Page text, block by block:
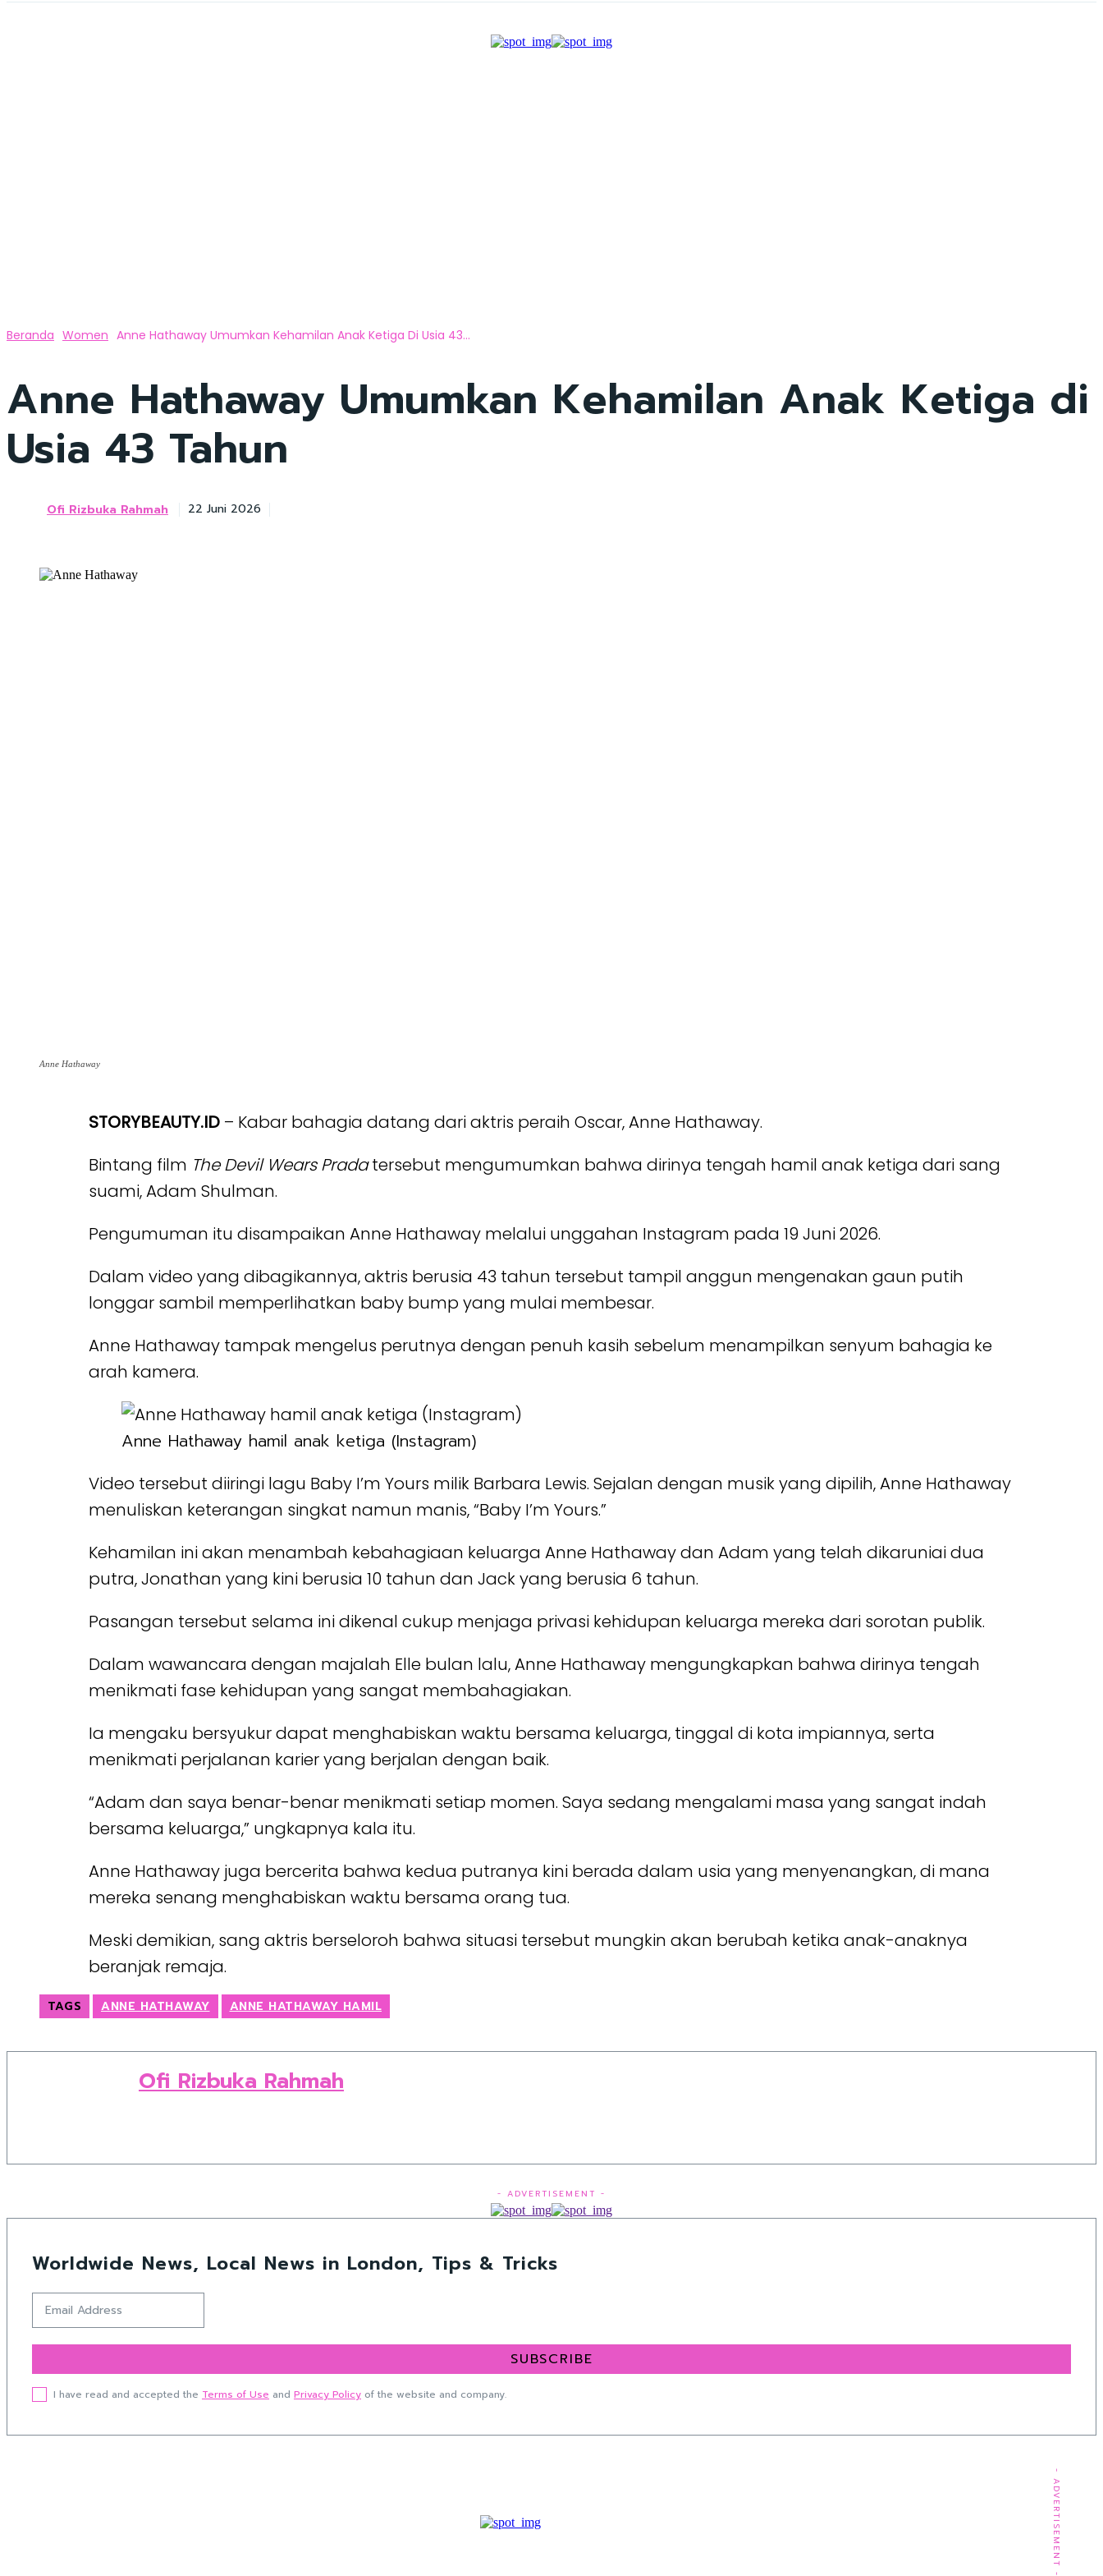
Beranda Women Anne Hathaway Umumkan Kehamilan Anak Ketiga Di Usia 43...
Anne Hathaway Umumkan Kehamilan Anak Ketiga di
Usia 43 Tahun
Ofi Rizbuka Rahmah 22 Juni 2026
Anne Hathaway
STORYBEAUTY.ID– Kabar bahagia datang dari aktris peraih Oscar, Anne Hathaway.
Bintang film The Devil Wears Pradatersebut mengumumkan bahwa dirinya tengah hamil anak ketiga dari sang
suami, Adam Shulman.
Pengumuman itu disampaikan Anne Hathaway melalui unggahan Instagram pada 19 Juni 2026.
Dalam video yang dibagikannya, aktris berusia 43 tahun tersebut tampil anggun mengenakan gaun putih
longgar sambil memperlihatkan baby bump yang mulai membesar.
Anne Hathaway tampak mengelus perutnya dengan penuh kasih sebelum menampilkan senyum bahagia ke
arah kamera.
Anne Hathaway hamil anak ketiga (Instagram)
Video tersebut diiringi lagu Baby I’m Yours milik Barbara Lewis. Sejalan dengan musik yang dipilih, Anne Hathaway
menuliskan keterangan singkat namun manis, “Baby I’m Yours.”
Kehamilan ini akan menambah kebahagiaan keluarga Anne Hathaway dan Adam yang telah dikaruniai dua
putra, Jonathan yang kini berusia 10 tahun dan Jack yang berusia 6 tahun.
Pasangan tersebut selama ini dikenal cukup menjaga privasi kehidupan keluarga mereka dari sorotan publik.
Dalam wawancara dengan majalah Elle bulan lalu, Anne Hathaway mengungkapkan bahwa dirinya tengah
menikmati fase kehidupan yang sangat membahagiakan.
Ia mengaku bersyukur dapat menghabiskan waktu bersama keluarga, tinggal di kota impiannya, serta
menikmati perjalanan karier yang berjalan dengan baik.
“Adam dan saya benar-benar menikmati setiap momen. Saya sedang mengalami masa yang sangat indah
bersama keluarga,” ungkapnya kala itu.
Anne Hathaway juga bercerita bahwa kedua putranya kini berada dalam usia yang menyenangkan, di mana
mereka senang menghabiskan waktu bersama orang tua.
Meski demikian, sang aktris berseloroh bahwa situasi tersebut mungkin akan berubah ketika anak-anaknya
beranjak remaja.
TAGS ANNE HATHAWAY ANNE HATHAWAY HAMIL
Ofi Rizbuka Rahmah
- ADVERTISEMENT -
Worldwide News, Local News in London, Tips & Tricks
SUBSCRIBE
I have read and accepted the Terms of Use and Privacy Policy of the website and company.
- ADVERTISEMENT -